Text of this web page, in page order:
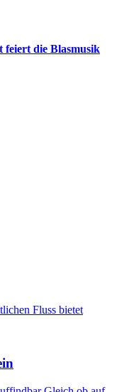
feiert die Blasmusik
Fluss bietet